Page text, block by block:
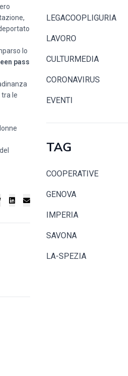
lo
pass
le
LEGACOOPLIGURIA
LAVORO
CULTURMEDIA
CORONAVIRUS
EVENTI
TAG
COOPERATIVE
GENOVA
IMPERIA
SAVONA
LA-SPEZIA